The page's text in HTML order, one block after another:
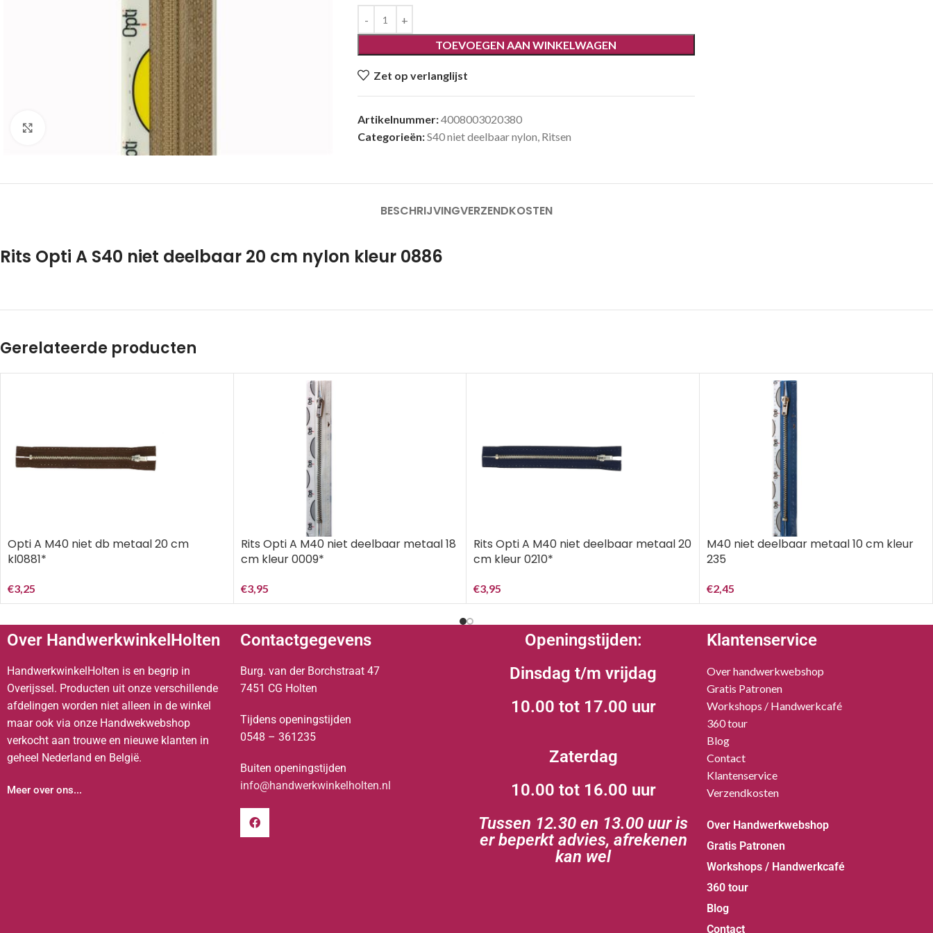
Klik om te vergroten
TOEVOEGEN AAN WINKELWAGEN
Zet op verlanglijst
Artikelnummer:4008003020380
Categorieën:S40 niet deelbaar nylon, Ritsen
BESCHRIJVINGVERZENDKOSTEN
Rits Opti A S40 niet deelbaar 20 cm nylon kleur 0886
Gerelateerde producten
Opti A M40 niet db metaal 20 cm
kl0881*
€3,25
Rits Opti A M40 niet deelbaar metaal 18
cm kleur 0009*
€3,95
Rits Opti A M40 niet deelbaar metaal 20
cm kleur 0210*
€3,95
M40 niet deelbaar metaal 10 cm kleur
235
€2,45
Over HandwerkwinkelHolten
HandwerkwinkelHolten is en begrip in
Overijssel. Producten uit onze verschillende
afdelingen worden niet alleen in de winkel
maar ook via onze Handwekwebshop
verkocht aan trouwe en nieuwe klanten in
geheel Nederland en België.
Meer over ons...
Contactgegevens
Burg. van der Borchstraat 47
7451 CG Holten
Tijdens openingstijden
0548 – 361235
Buiten openingstijden
info@handwerkwinkelholten.nl
Openingstijden:
Dinsdag t/m vrijdag
10.00 tot 17.00 uur
Zaterdag
10.00 tot 16.00 uur
Tussen 12.30 en 13.00 uur is
er beperkt advies, afrekenen
kan wel
Klantenservice
Over handwerkwebshop
Gratis Patronen
Workshops / Handwerkcafé
360 tour
Blog
Contact
Klantenservice
Verzendkosten
Over Handwerkwebshop
Gratis Patronen
Workshops / Handwerkcafé
360 tour
Blog
Contact